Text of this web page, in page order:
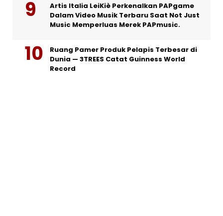
Artis Italia LeiKiè Perkenalkan PAPgame
Dalam Video Musik Terbaru Saat Not Just
Music Memperluas Merek PAPmusic.
Ruang Pamer Produk Pelapis Terbesar di
Dunia — 3TREES Catat Guinness World
Record